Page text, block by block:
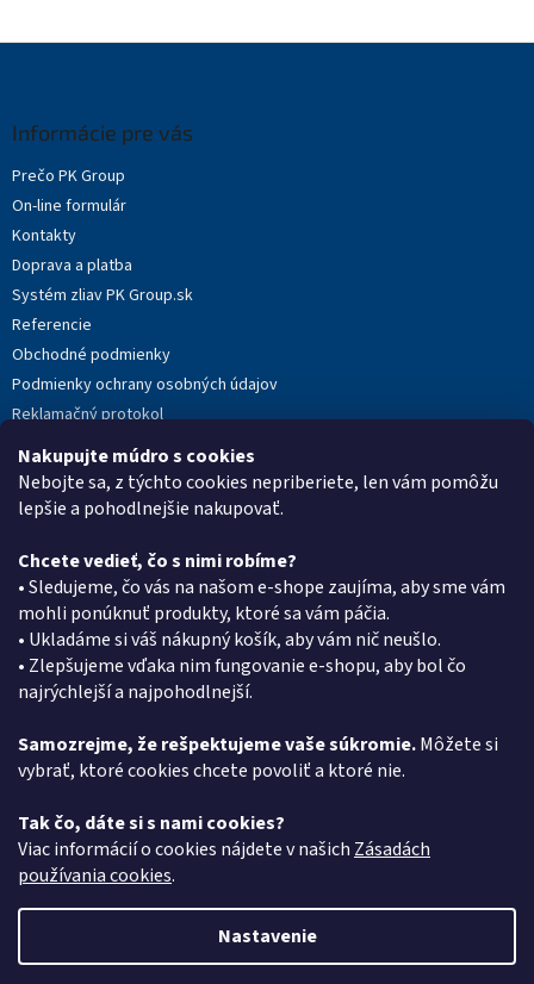
Nakupujte múdro s cookies
Nebojte sa, z týchto cookies nepriberiete, len vám pomôžu
lepšie a pohodlnejšie nakupovať.
Chcete vedieť, čo s nimi robíme?
• Sledujeme, čo vás na našom e-shope zaujíma, aby sme vám
mohli ponúknuť produkty, ktoré sa vám páčia.
• Ukladáme si váš nákupný košík, aby vám nič neušlo.
• Zlepšujeme vďaka nim fungovanie e-shopu, aby bol čo
najrýchlejší a najpohodlnejší.
Samozrejme, že rešpektujeme vaše súkromie.Môžete si
vybrať, ktoré cookies chcete povoliť a ktoré nie.
Tak čo, dáte si s nami cookies?
Viac informácií o cookies nájdete v našich Zásadách
používania cookies.
Nastavenie
Informácie pre vás
Prečo PK Group
On-line formulár
Kontakty
Doprava a platba
Systém zliav PK Group.sk
Referencie
Obchodné podmienky
Podmienky ochrany osobných údajov
Reklamačný protokol
Novinky
Moja objednávka
Kontakt
eshop@pkgroup.sk
+420739079933
+420734621131
Vyhľadávanie
HĽADAŤ
Vytvoril Shoptet